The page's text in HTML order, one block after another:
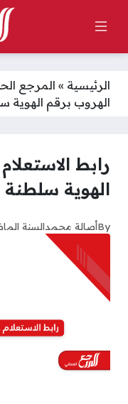
الرئيسية » المرجع
الهروب برقم الهوية
رابط
الهوية
Byأصالة محمدالسنة